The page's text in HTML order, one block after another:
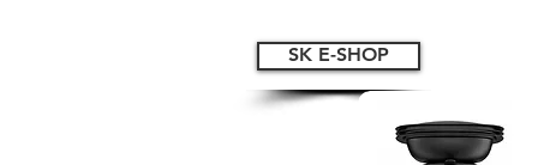
SK E-SHOP